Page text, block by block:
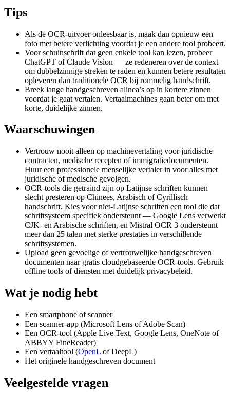
Tips
Als de OCR-uitvoer onleesbaar is, maak dan opnieuw een
foto met betere verlichting voordat je een andere tool probeert.
Voor schuinschrift dat geen enkele tool kan lezen, probeer
ChatGPT of Claude Vision — ze redeneren over de context
om dubbelzinnige streken te raden en kunnen betere resultaten
opleveren dan traditionele OCR bij rommelig handschrift.
Breek lange handgeschreven alinea’s op in kortere zinnen
voordat je gaat vertalen. Vertaalmachines gaan beter om met
korte, duidelijke zinnen.
Waarschuwingen
Vertrouw nooit alleen op machinevertaling voor juridische
contracten, medische recepten of immigratiedocumenten.
Huur een professionele menselijke vertaler in voor alles met
juridische of medische gevolgen.
OCR-tools die getraind zijn op Latijnse schriften kunnen
slecht presteren op Chinees, Arabisch of Cyrillisch
handschrift. Kies voor niet-Latijnse schriften een tool die dat
schriftsysteem specifiek ondersteunt — Google Lens verwerkt
CJK- en Arabische schriften, en Mistral OCR 3 ondersteunt
meer dan 25 talen met sterke prestaties in verschillende
schriftsystemen.
Upload geen gevoelige of vertrouwelijke handgeschreven
documenten naar gratis cloudgebaseerde OCR-tools. Gebruik
offline tools of diensten met duidelijk privacybeleid.
Wat je nodig hebt
Een smartphone of scanner
Een scanner-app (Microsoft Lens of Adobe Scan)
Een OCR-tool (Apple Live Text, Google Lens, OneNote of
ABBYY FineReader)
Een vertaaltool (OpenL of DeepL)
Het originele handgeschreven document
Veelgestelde vragen